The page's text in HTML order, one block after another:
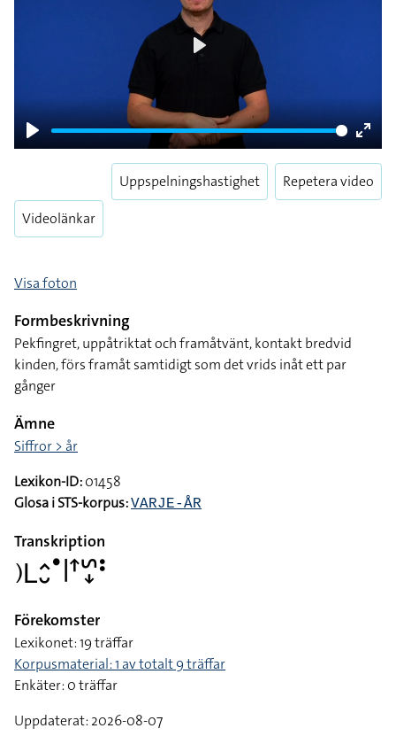
Play
Enter
Videolänkar
Uppspelningshastighet Repetera video
Visa foton
Formbeskrivning
Pekfingret, uppåtriktat och framåtvänt, kontakt bredvid
kinden, förs framåt samtidigt som det vrids inåt ett par
gånger
Ämne
Siffror > år
Lexikon-ID:01458
Glosa i STS-korpus:VARJE-ÅR
Transkription
􌤊􌥈􌤵􌤷􌤟􌥼􌦃􌥲􌦊􌥻
Förekomster
Lexikonet: 19 träffar
Korpusmaterial: 1 av totalt 9 träffar
Enkäter: 0 träffar
Uppdaterat: 2026-08-07